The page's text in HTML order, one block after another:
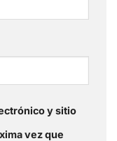
y sitio
vez que